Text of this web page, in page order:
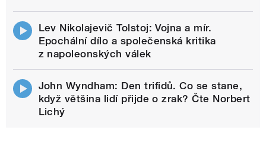
Lev Nikolajevič Tolstoj: Vojna a mír.
Epochální dílo a společenská kritika
z napoleonských válek
John Wyndham: Den trifidů. Co se stane,
když většina lidí přijde o zrak? Čte Norbert
Lichý